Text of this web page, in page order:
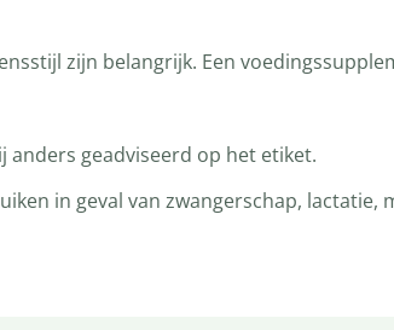
zijn belangrijk. Een
geadviseerd op het etiket.
in geval van zwangerschap, lactatie,